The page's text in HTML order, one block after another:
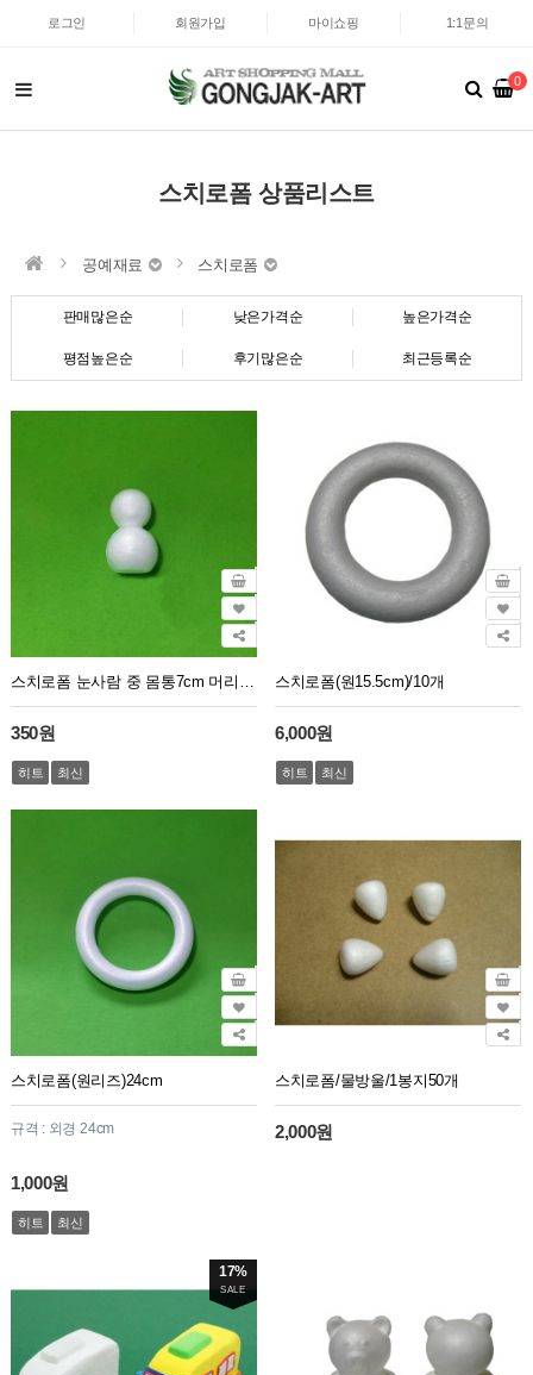
로그인 회원가입 마이쇼핑 1:1문의
0
스치로폼 상품리스트
공예재료 스치로폼
판매많은순 낮은가격순 높은가격순
평점높은순 후기많은순 최근등록순
350원
히트 최신
스치로폼(원15.5cm)/10개
6,000원
히트 최신
스치로폼(원리즈)24cm
규격 : 외경 24cm
1,000원
히트 최신
스치로폼/물방울/1봉지50개
2,000원
17%
SALE